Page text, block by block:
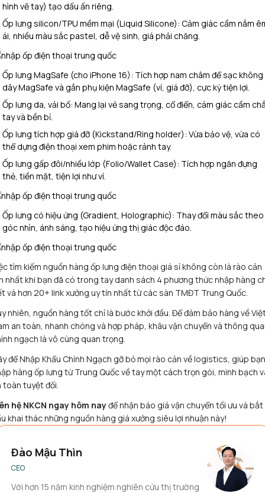
hình vẽ tay) tạo dấu ấn riêng.
Ốp lưng silicon/TPU mềm mại (Liquid Silicone): Cảm giác cầm nắm
ái, nhiều màu sắc pastel, dễ vệ sinh, giá phải chăng.
Ốp lưng MagSafe (cho iPhone 16): Tích hợp nam châm để sạc không
dây MagSafe và gắn phụ kiện MagSafe (ví, giá đỡ), cực kỳ tiện lợi.
Ốp lưng da, vải bố: Mang lại vẻ sang trọng, cổ điển, cảm giác cầm
tay và bền bỉ.
Ốp lưng tích hợp giá đỡ (Kickstand/Ring holder): Vừa bảo vệ, vừa có
thể dựng điện thoại xem phim hoặc rảnh tay.
Ốp lưng gấp đôi/nhiều lớp (Folio/Wallet Case): Tích hợp ngăn đựng
thẻ, tiền mặt, tiện lợi như ví.
Ốp lưng có hiệu ứng (Gradient, Holographic): Thay đổi màu sắc theo
góc nhìn, ánh sáng, tạo hiệu ứng thị giác độc đáo.
tìm kiếm nguồn hàng ốp lưng điện thoại giá sỉ không còn là rào cản
nhất khi bạn đã có trong tay danh sách 4 phương thức nhập hàng
và hơn 20+ link xưởng uy tín nhất từ các sàn TMĐT Trung Quốc.
nhiên, nguồn hàng tốt chỉ là bước khởi đầu. Để đảm bảo hàng về
an toàn, nhanh chóng và hợp pháp, khâu vận chuyển và thông
ngạch là vô cùng quan trọng.
để Nhập Khẩu Chính Ngạch gỡ bỏ mọi rào cản về logistics, giúp bạn
hàng ốp lưng từ Trung Quốc về tay một cách trọn gói, minh bạch
toàn tuyệt đối.
hệ NKCN ngay hôm nayđể nhận báo giá vận chuyển tối ưu và bắt
khai thác những nguồn hàng giá xưởng siêu lợi nhuận này!
Đào Mậu Thìn
CEO
Với hơn 15 năm kinh nghiệm nghiên cứu thị trường